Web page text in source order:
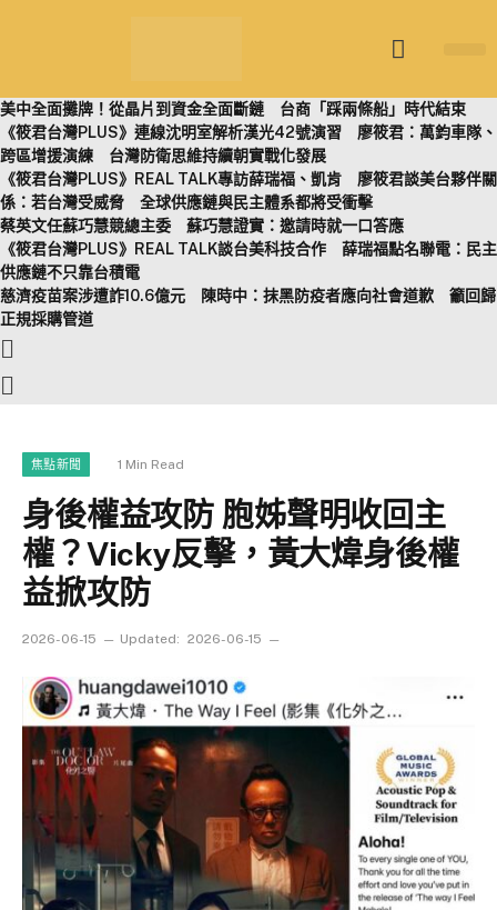
美中全面攤牌！從晶片到資金全面斷鏈 台商「踩兩條船」時代結束
《筱君台灣PLUS》連線沈明室解析漢光42號演習 廖筱君：萬鈞車隊、
跨區增援演練 台灣防衛思維持續朝實戰化發展
《筱君台灣PLUS》REAL TALK專訪薛瑞福、凱肯 廖筱君談美台夥伴關
係：若台灣受威脅 全球供應鏈與民主體系都將受衝擊
蔡英文任蘇巧慧競總主委 蘇巧慧證實：邀請時就一口答應
《筱君台灣PLUS》REAL TALK談台美科技合作 薛瑞福點名聯電：民主
供應鏈不只靠台積電
慈濟疫苗案涉遭詐10.6億元 陳時中：抹黑防疫者應向社會道歉 籲回歸
正規採購管道
焦點新聞 1 Min Read
身後權益攻防 胞姊聲明收回主
權？Vicky反擊，黃大煒身後權
益掀攻防
2026-06-15 Updated: 2026-06-15